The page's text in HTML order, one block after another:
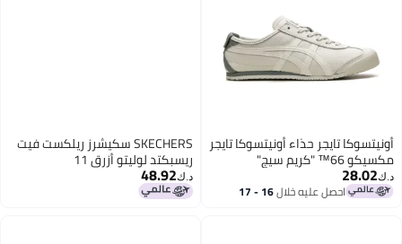
أونيتسوكا تايجر حذاء أونيتسوكا تايجر
مكسيكو 66™ "كريم سيج"
د.ك‏28.02
احصل عليه خلال 16 - 17
SKECHERS سكيشرز ريلكست فيت
ريسبكتد لوليتو أزرق 11
د.ك‏48.92